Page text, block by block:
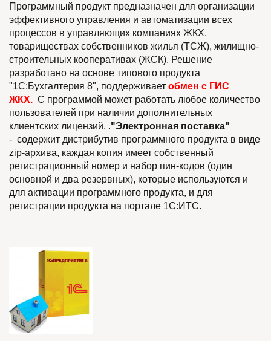
Программный продукт предназначен для организации
эффективного управления и автоматизации всех
процессов в управляющих компаниях ЖКХ,
товариществах собственников жилья (ТСЖ), жилищно-
строительных кооперативах (ЖСК). Решение
разработано на основе типового продукта
"1С:Бухгалтерия 8", поддерживает обмен с ГИС
ЖКХ. С программой может работать любое количество
пользователей при наличии дополнительных
клиентских лицензий. ."Электронная поставка"
- содержит дистрибутив программного продукта в виде
zip-архива, каждая копия имеет собственный
регистрационный номер и набор пин-кодов (один
основной и два резервных), которые используются и
для активации программного продукта, и для
регистрации продукта на портале 1С:ИТС.